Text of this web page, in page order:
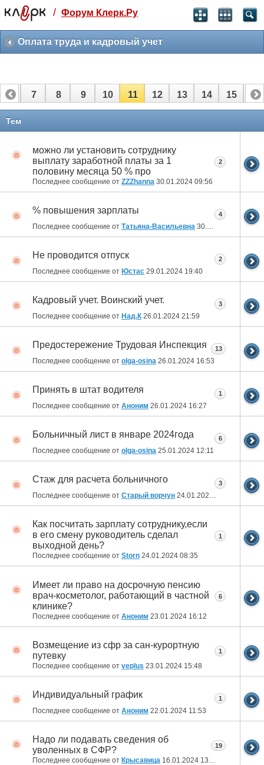
Святые угодники, Клерк без рекламы
прекрасен:)
3 месяца
259
-10%
полгода
499 ₽
Отмена Оплатить
/ Форум Клерк.Ру
Оплата труда и кадровый учет
6 7 8 9 10 11 12 13 14 15 16
22
Тем
можно ли установить сотруднику
выплату заработной платы за 1
половину месяца 50 % про
Последнее сообщение от ZZZhanna 30.01.2024 09:56
2
% повышения зарплаты
Последнее сообщение от Татьяна-Васильевна 30.01.2024 08:12
4
Не проводится отпуск
Последнее сообщение от Юстас 29.01.2024 19:40
2
Кадровый учет. Воинский учет.
Последнее сообщение от Над.К 26.01.2024 21:59
3
Предостережение Трудовая Инспекция
Последнее сообщение от olga-osina 26.01.2024 16:53
13
Принять в штат водителя
Последнее сообщение от Аноним 26.01.2024 16:27
1
Больничный лист в январе 2024года
Последнее сообщение от olga-osina 25.01.2024 12:11
6
Стаж для расчета больничного
Последнее сообщение от Старый ворчун 24.01.2024 17:24
3
Как посчитать зарплату сотруднику,если
в его смену руководитель сделал
выходной день?
Последнее сообщение от Storn 24.01.2024 08:35
1
Имеет ли право на досрочную пенсию
врач-косметолог, работающий в частной
клинике?
Последнее сообщение от Аноним 23.01.2024 16:12
6
Возмещение из сфр за сан-курортную
путевку
Последнее сообщение от veplus 23.01.2024 15:48
1
Индивидуальный график
Последнее сообщение от Аноним 22.01.2024 11:53
1
Надо ли подавать сведения об
уволенных в СФР?
Последнее сообщение от Крысавица 16.01.2024 13:04
19